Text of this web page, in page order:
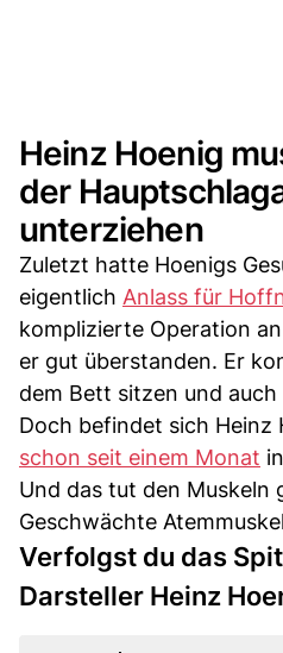
Heinz Hoenig
der
unterziehen
Zuletzt hatte Hoenigs
eigentlich Anlass für
komplizierte Operation
er gut überstanden. Er
dem Bett sitzen und auch
Doch befindet sich Heinz
schon seit einem Monat
Und das tut den Muskeln
Geschwächte
Verfolgst du das
Darsteller Heinz